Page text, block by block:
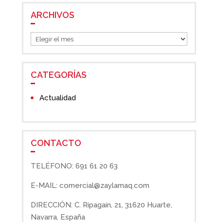
ARCHIVOS
Archivos
CATEGORÍAS
Actualidad
CONTACTO
TELÉFONO: 691 61 20 63
E-MAIL: comercial@zaylamaq.com
DIRECCIÓN: C. Ripagain, 21, 31620 Huarte,
Navarra, España